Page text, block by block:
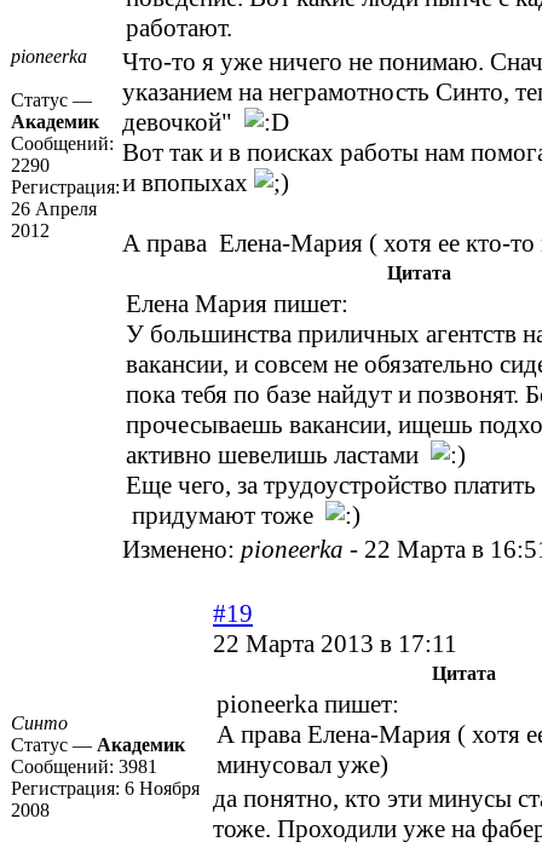
pioneerka
Статус —
Академик
Сообщений:
2290
Регистрация:
26 Апреля
2012
работают.
Что-то я уже ничего не понимаю.
указанием на неграмотность Синто,
девочкой"
Вот так и в поисках работы нам
и впопыхах
А права Елена-Мария ( хотя ее кто-
Цитата
Елена Мария пишет:
У большинства приличных агентств
вакансии, и совсем не обязательно
пока тебя по базе найдут и позвонят.
прочесываешь вакансии, ищешь
активно шевелишь ластами
Еще чего, за трудоустройство
придумают тоже
Изменено: pioneerka - 22 Марта в
Синто
Статус — Академик
Сообщений: 3981
Регистрация: 6 Ноября
2008
#19
22 Марта 2013 в 17:11
Цитата
pioneerka пишет:
А права Елена-Мария ( хотя
минусовал уже)
да понятно, кто эти минусы
тоже. Проходили уже на